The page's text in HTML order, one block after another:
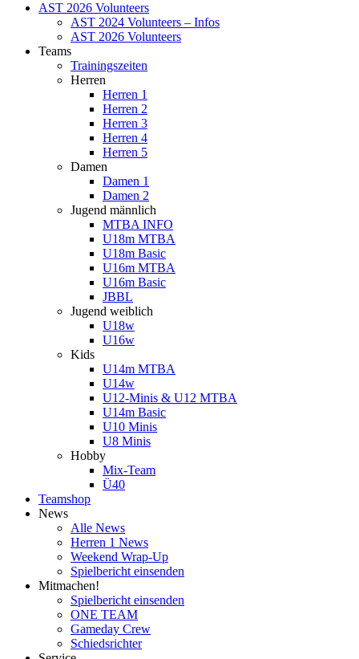
AST 2026 Volunteers
AST 2024 Volunteers – Infos
AST 2026 Volunteers
Teams
Trainingszeiten
Herren
Herren 1
Herren 2
Herren 3
Herren 4
Herren 5
Damen
Damen 1
Damen 2
Jugend männlich
MTBA INFO
U18m MTBA
U18m Basic
U16m MTBA
U16m Basic
JBBL
Jugend weiblich
U18w
U16w
Kids
U14m MTBA
U14w
U12-Minis & U12 MTBA
U14m Basic
U10 Minis
U8 Minis
Hobby
Mix-Team
Ü40
Teamshop
News
Alle News
Herren 1 News
Weekend Wrap-Up
Spielbericht einsenden
Mitmachen!
Spielbericht einsenden
ONE TEAM
Gameday Crew
Schiedsrichter